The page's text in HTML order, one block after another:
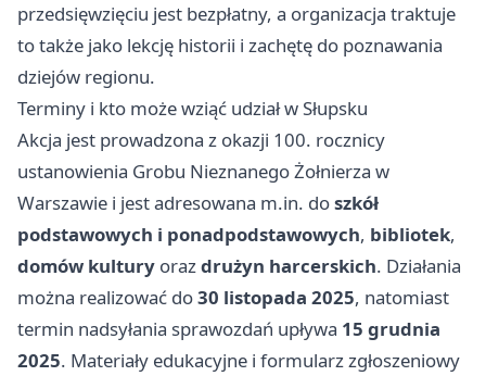
przedsięwzięciu jest bezpłatny, a organizacja traktuje
to także jako lekcję historii i zachętę do poznawania
dziejów regionu.
Terminy i kto może wziąć udział w Słupsku
Akcja jest prowadzona z okazji 100. rocznicy
ustanowienia Grobu Nieznanego Żołnierza w
Warszawie i jest adresowana m.in. doszkół
podstawowych i ponadpodstawowych, bibliotek,
domów kultury orazdrużyn harcerskich. Działania
można realizować do30 listopada 2025, natomiast
termin nadsyłania sprawozdań upływa 15 grudnia
2025. Materiały edukacyjne i formularz zgłoszeniowy